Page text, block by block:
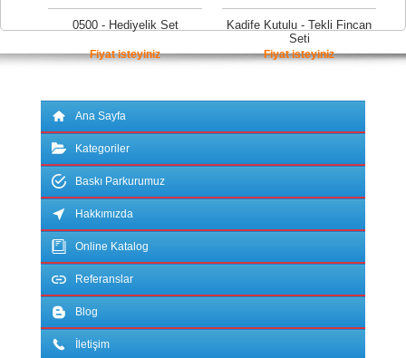
0500 - Hediyelik Set
Fiyat isteyiniz
Kadife Kutulu - Tekli Fincan
Seti
Fiyat isteyiniz
Ana Sayfa
Kategoriler
Baskı Parkurumuz
Hakkımızda
Online Katalog
Referanslar
Blog
İletişim